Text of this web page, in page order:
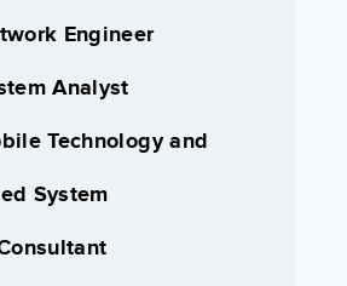
Engineer
Analyst
Technology and
System